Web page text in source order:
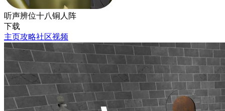
听声辨位十八铜人阵
下载
主页攻略社区视频